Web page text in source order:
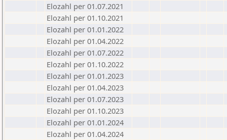
Elozahl per 01.07.2021
Elozahl per 01.10.2021
Elozahl per 01.01.2022
Elozahl per 01.04.2022
Elozahl per 01.07.2022
Elozahl per 01.10.2022
Elozahl per 01.01.2023
Elozahl per 01.04.2023
Elozahl per 01.07.2023
Elozahl per 01.10.2023
Elozahl per 01.01.2024
Elozahl per 01.04.2024